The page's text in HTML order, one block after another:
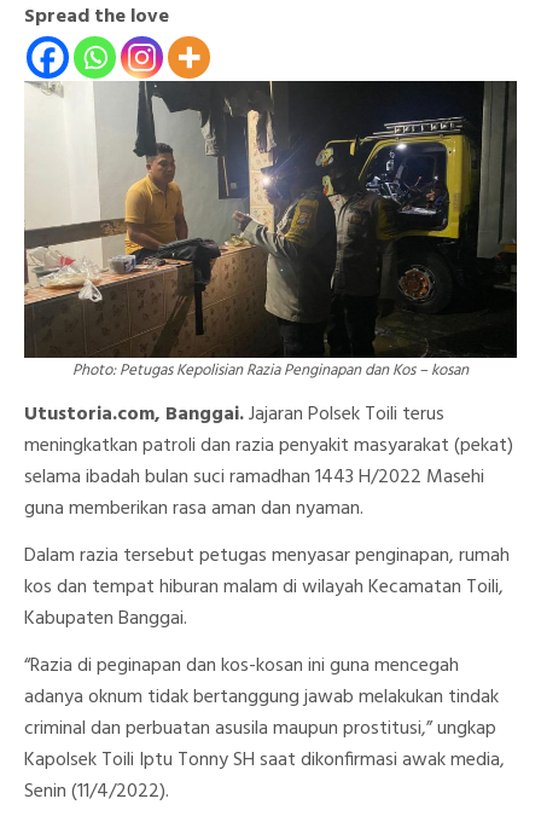
Tingkatkan
Razia
Pekat
Spread the love
Photo: Petugas Kepolisian Razia Penginapan dan Kos – kosan
Utustoria.com, Banggai.Jajaran Polsek Toili terus
meningkatkan patroli dan razia penyakit masyarakat (pekat)
selama ibadah bulan suci ramadhan 1443 H/2022 Masehi
guna memberikan rasa aman dan nyaman.
Dalam razia tersebut petugas menyasar penginapan, rumah
kos dan tempat hiburan malam di wilayah Kecamatan Toili,
Kabupaten Banggai.
“Razia di peginapan dan kos-kosan ini guna mencegah
adanya oknum tidak bertanggung jawab melakukan tindak
criminal dan perbuatan asusila maupun prostitusi,” ungkap
Kapolsek Toili Iptu Tonny SH saat dikonfirmasi awak media,
Senin (11/4/2022).